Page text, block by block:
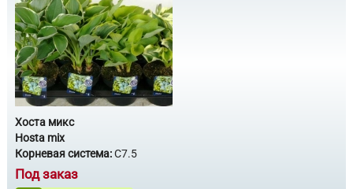
Хоста микс
Hosta mix
Корневая система:С7.5
Под заказ